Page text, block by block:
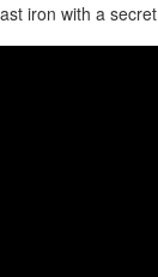
iron with a secret